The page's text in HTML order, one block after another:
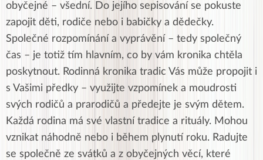
obyčejné – všední. Do jejího sepisování se pokuste
zapojit děti, rodiče nebo i babičky a dědečky.
Společné rozpomínání a vyprávění – tedy společný
čas – je totiž tím hlavním, co by vám kronika chtěla
poskytnout. Rodinná kronika tradic Vás může propojit i
s Vašimi předky – využijte vzpomínek a moudrosti
svých rodičů a prarodičů a předejte je svým dětem.
Každá rodina má své vlastní tradice a rituály. Mohou
vznikat náhodně nebo i během plynutí roku. Radujte
se společně ze svátků a z obyčejných věcí, které